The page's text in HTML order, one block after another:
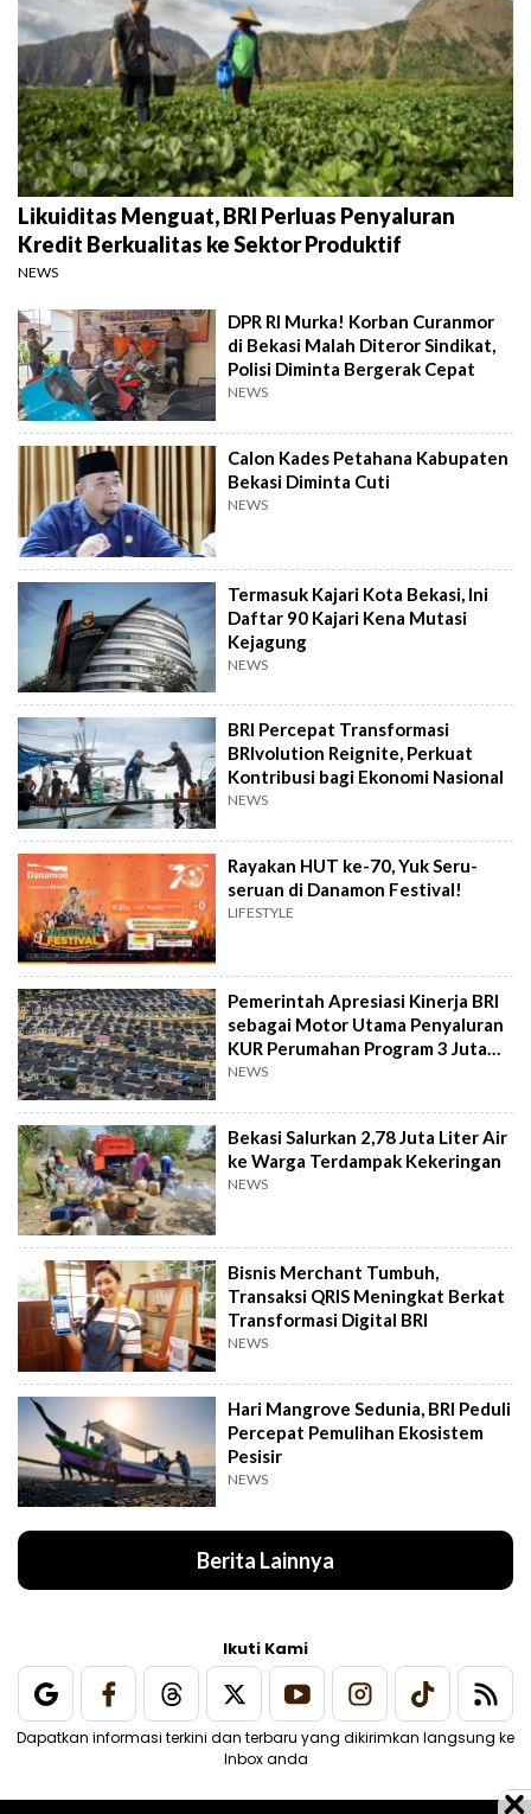
Likuiditas Menguat, BRI Perluas Penyaluran
Kredit Berkualitas ke Sektor Produktif
NEWS
DPR RI Murka! Korban Curanmor
di Bekasi Malah Diteror Sindikat,
Polisi Diminta Bergerak Cepat
NEWS
Calon Kades Petahana Kabupaten
Bekasi Diminta Cuti
NEWS
Termasuk Kajari Kota Bekasi, Ini
Daftar 90 Kajari Kena Mutasi
Kejagung
NEWS
BRI Percepat Transformasi
BRIvolution Reignite, Perkuat
Kontribusi bagi Ekonomi Nasional
NEWS
Rayakan HUT ke-70, Yuk Seru-
seruan di Danamon Festival!
LIFESTYLE
Pemerintah Apresiasi Kinerja BRI
sebagai Motor Utama Penyaluran
KUR Perumahan Program 3 Juta
Rumah
NEWS
Bekasi Salurkan 2,78 Juta Liter Air
ke Warga Terdampak Kekeringan
NEWS
Bisnis Merchant Tumbuh,
Transaksi QRIS Meningkat Berkat
Transformasi Digital BRI
NEWS
Hari Mangrove Sedunia, BRI Peduli
Percepat Pemulihan Ekosistem
Pesisir
NEWS
Berita Lainnya
Ikuti Kami
Dapatkan informasi terkini dan terbaru yang dikirimkan langsung ke
Inbox anda